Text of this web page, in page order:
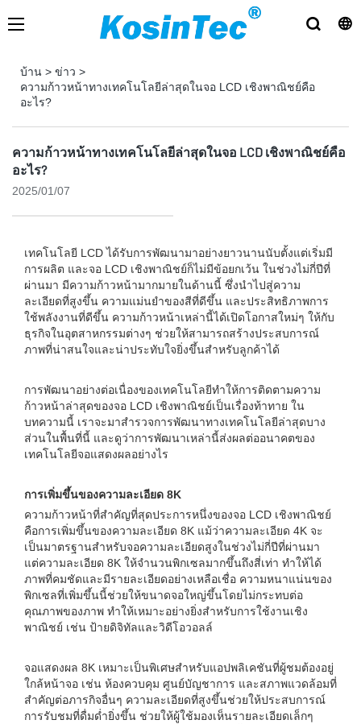
บ้าน > ข่าว >
ความก้าวหน้าทางเทคโนโลยีล่าสุดในจอ LCD เชิงพาณิชย์คือ
อะไร?
ความก้าวหน้าทางเทคโนโลยีล่าสุดในจอ LCD เชิงพาณิชย์คือ
อะไร?
2025/01/07
เทคโนโลยี LCD ได้รับการพัฒนามาอย่างยาวนานนับตั้งแต่เริ่มมี
การผลิต และจอ LCD เชิงพาณิชย์ก็ไม่มีข้อยกเว้น ในช่วงไม่กี่ปีที่
ผ่านมา มีความก้าวหน้ามากมายในด้านนี้ ซึ่งนำไปสู่ความ
ละเอียดที่สูงขึ้น ความแม่นยำของสีที่ดีขึ้น และประสิทธิภาพการ
ใช้พลังงานที่ดีขึ้น ความก้าวหน้าเหล่านี้ได้เปิดโอกาสใหม่ๆ ให้กับ
ธุรกิจในอุตสาหกรรมต่างๆ ช่วยให้สามารถสร้างประสบการณ์
ภาพที่น่าสนใจและน่าประทับใจยิ่งขึ้นสำหรับลูกค้าได้
การพัฒนาอย่างต่อเนื่องของเทคโนโลยีทำให้การติดตามความ
ก้าวหน้าล่าสุดของจอ LCD เชิงพาณิชย์เป็นเรื่องท้าทาย ใน
บทความนี้ เราจะมาสำรวจการพัฒนาทางเทคโนโลยีล่าสุดบาง
ส่วนในพื้นที่นี้ และดูว่าการพัฒนาเหล่านี้ส่งผลต่ออนาคตของ
เทคโนโลยีจอแสดงผลอย่างไร
การเพิ่มขึ้นของความละเอียด 8K
ความก้าวหน้าที่สำคัญที่สุดประการหนึ่งของจอ LCD เชิงพาณิชย์
คือการเพิ่มขึ้นของความละเอียด 8K แม้ว่าความละเอียด 4K จะ
เป็นมาตรฐานสำหรับจอความละเอียดสูงในช่วงไม่กี่ปีที่ผ่านมา
แต่ความละเอียด 8K ให้จำนวนพิกเซลมากขึ้นถึงสี่เท่า ทำให้ได้
ภาพที่คมชัดและมีรายละเอียดอย่างเหลือเชื่อ ความหนาแน่นของ
พิกเซลที่เพิ่มขึ้นนี้ช่วยให้ขนาดจอใหญ่ขึ้นโดยไม่กระทบต่อ
คุณภาพของภาพ ทำให้เหมาะอย่างยิ่งสำหรับการใช้งานเชิง
พาณิชย์ เช่น ป้ายดิจิทัลและวิดีโอวอลล์
จอแสดงผล 8K เหมาะเป็นพิเศษสำหรับแอปพลิเคชันที่ผู้ชมต้องอยู่
ใกล้หน้าจอ เช่น ห้องควบคุม ศูนย์บัญชาการ และสภาพแวดล้อมที่
สำคัญต่อภารกิจอื่นๆ ความละเอียดที่สูงขึ้นช่วยให้ประสบการณ์
การรับชมที่ดื่มด่ำยิ่งขึ้น ช่วยให้ผู้ใช้มองเห็นรายละเอียดเล็กๆ